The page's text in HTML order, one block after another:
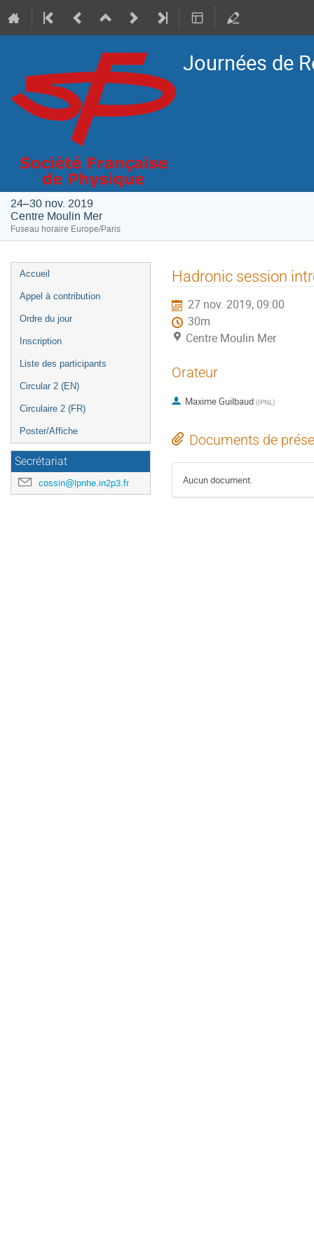
Journées de
24–30 nov. 2019
Centre Moulin Mer
Fuseau horaire Europe/Paris
Menu
de
Accueil
Appel à contribution
Ordre du jour
Inscription
Liste des participants
Circular 2 (EN)
Circulaire 2 (FR)
Poster/Affiche
Secrétariat
cossin@lpnhe.in2p3.fr
Hadronic session
27 nov. 2019, 09:00
30m
Centre Moulin Mer
Orateur
Maxime Guilbaud (IPNL)
Documents de
Aucun document.